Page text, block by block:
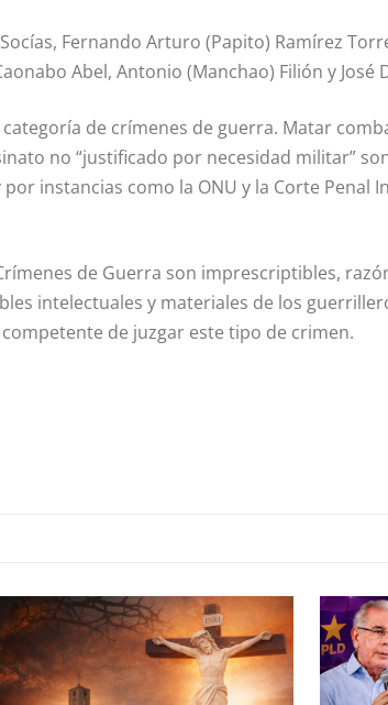
Fernando Arturo (Papito) Ramírez
Abel, Antonio (Manchao) Filión y José
de crímenes de guerra. Matar
no “justificado por necesidad militar”
instancias como la ONU y la Corte Penal
de Guerra son imprescriptibles,
intelectuales y materiales de los
de juzgar este tipo de crimen.